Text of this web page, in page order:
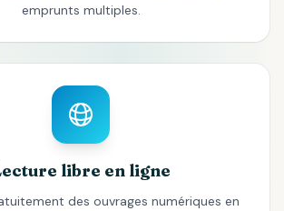
emprunts multiples.
libre en ligne
des ouvrages numériques en